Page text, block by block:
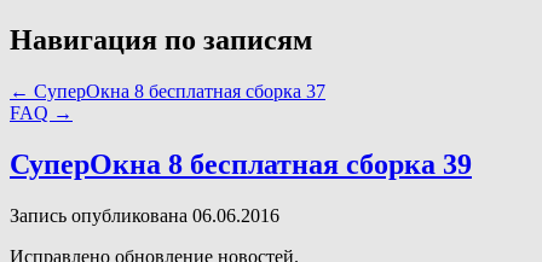
Навигация по записям
← СуперОкна 8 бесплатная сборка 37
FAQ →
СуперОкна 8 бесплатная сборка 39
Запись опубликована 06.06.2016
Исправлено обновление новостей.